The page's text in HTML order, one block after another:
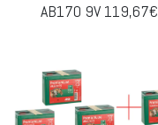
AB170 9V 119,67€